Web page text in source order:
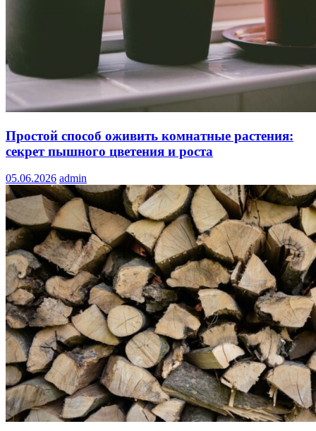
Простой способ оживить комнатные растения:
секрет пышного цветения и роста
05.06.2026 admin